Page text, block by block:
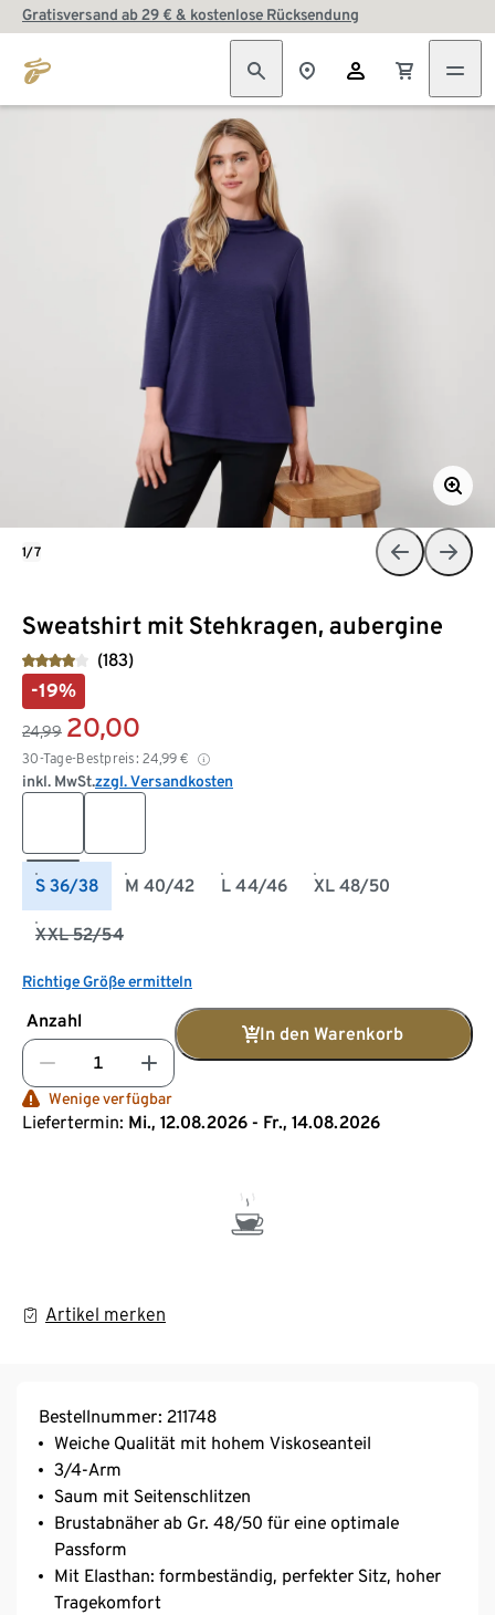
Gratisversand ab 29 € & kostenlose Rücksendung
Sweatshirt mit Stehkragen, aubergine
(183)
-19%
24,99 20,00
30-Tage-Bestpreis: 24,99 €
inkl. MwSt.zzgl. Versandkosten
S 36/38 M 40/42 L 44/46 XL 48/50
XXL 52/54
Richtige Größe ermitteln
Anzahl
In den Warenkorb
Wenige verfügbar
Liefertermin: Mi., 12.08.2026 - Fr., 14.08.2026
Artikel merken
1/7
Bestellnummer: 211748
Weiche Qualität mit hohem Viskoseanteil
3/4-Arm
Saum mit Seitenschlitzen
Brustabnäher ab Gr. 48/50 für eine optimale
Passform
Mit Elasthan: formbeständig, perfekter Sitz, hoher
Tragekomfort